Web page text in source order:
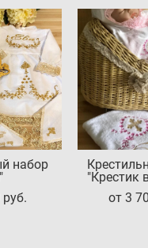
набор
"Крестик
от 3